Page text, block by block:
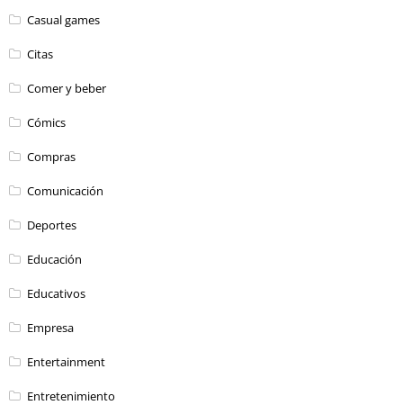
Casual games
Citas
Comer y beber
Cómics
Compras
Comunicación
Deportes
Educación
Educativos
Empresa
Entertainment
Entretenimiento